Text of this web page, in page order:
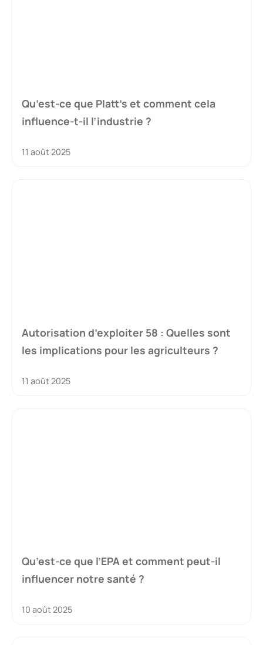
Qu’est-ce que Platt’s et comment cela
influence-t-il l’industrie ?
11 août 2025
Autorisation d’exploiter 58 : Quelles sont
les implications pour les agriculteurs ?
11 août 2025
Qu’est-ce que l’EPA et comment peut-il
influencer notre santé ?
10 août 2025